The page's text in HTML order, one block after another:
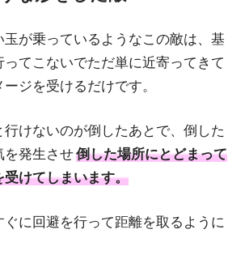
が乗っているようなこの敵は、基
てこないでただ単に近寄ってきて
ジを受けるだけです。
けないのが倒したあとで、倒した
を発生させ倒した場所にとどまって
けてしまいます。
に回避を行って距離を取るように